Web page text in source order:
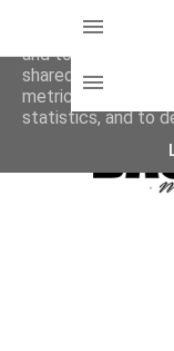
This site uses
and to analyze
shared with
metrics to ensure
statistics, and to